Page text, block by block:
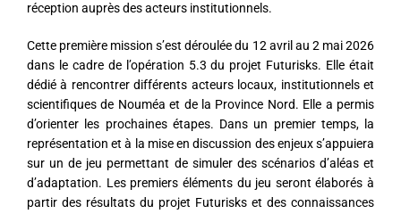
réception auprès des acteurs institutionnels.
Cette première mission s’est déroulée du 12 avril au 2 mai 2026
dans le cadre de l’opération 5.3 du projet Futurisks. Elle était
dédié à rencontrer différents acteurs locaux, institutionnels et
scientifiques de Nouméa et de la Province Nord. Elle a permis
d’orienter les prochaines étapes. Dans un premier temps, la
représentation et à la mise en discussion des enjeux s’appuiera
sur un de jeu permettant de simuler des scénarios d’aléas et
d’adaptation. Les premiers éléments du jeu seront élaborés à
partir des résultats du projet Futurisks et des connaissances